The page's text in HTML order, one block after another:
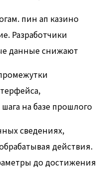
пин ап казино
Разработчики
данные снижают
на базе прошлого
сведениях,
действия.
до достижения